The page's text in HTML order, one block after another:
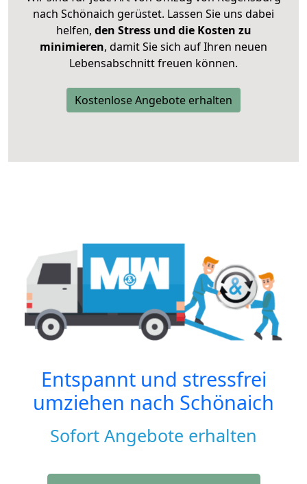
nach Schönaich gerüstet. Lassen Sie uns dabei
helfen, den Stress und die Kosten zu
minimieren, damit Sie sich auf Ihren neuen
Lebensabschnitt freuen können.
Kostenlose Angebote erhalten
Entspannt und stressfrei
umziehen nach Schönaich
Sofort Angebote erhalten